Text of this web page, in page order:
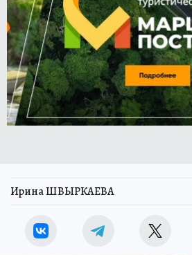
Ирина ШВЫРКАЕВА